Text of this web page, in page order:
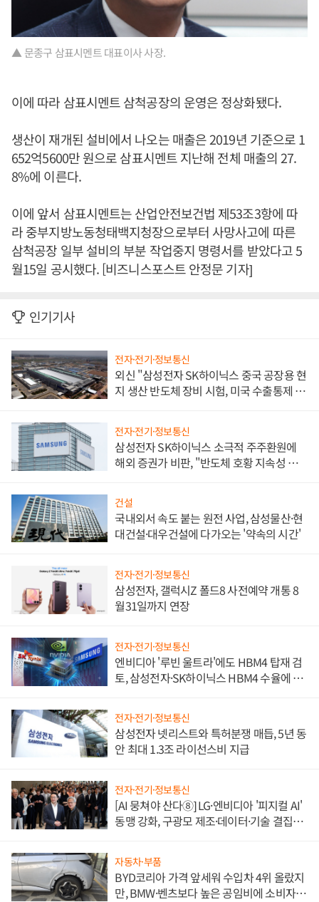
▲ 문종구 삼표시멘트 대표이사 사장.
이에 따라 삼표시멘트 삼척공장의 운영은 정상화됐다.
생산이 재개된 설비에서 나오는 매출은 2019년 기준으로 1
652억5600만 원으로 삼표시멘트 지난해 전체 매출의 27.
8%에 이른다.
이에 앞서 삼표시멘트는 산업안전보건법 제53조3항에 따
라 중부지방노동청태백지청장으로부터 사망사고에 따른
삼척공장 일부 설비의 부분 작업중지 명령서를 받았다고 5
월15일 공시했다. [비즈니스포스트 안정문 기자]
인기기사
전자·전기·정보통신
외신 "삼성전자 SK하이닉스 중국 공장용 현
지 생산 반도체 장비 시험, 미국 수출통제 대
전자·전기·정보통신
삼성전자 SK하이닉스 소극적 주주환원에
해외 증권가 비판, "반도체 호황 지속성 의
건설
국내외서 속도 붙는 원전 사업, 삼성물산·현
대건설·대우건설에 다가오는 '약속의 시간'
전자·전기·정보통신
삼성전자, 갤럭시Z 폴드8 사전예약 개통 8
월31일까지 연장
전자·전기·정보통신
엔비디아 '루빈 울트라'에도 HBM4 탑재 검
토, 삼성전자·SK하이닉스 HBM4 수율에 주
전자·전기·정보통신
삼성전자 넷리스트와 특허분쟁 매듭, 5년 동
안 최대 1.3조 라이선스비 지급
전자·전기·정보통신
[AI 뭉쳐야 산다⑧] LG·엔비디아 '피지컬 AI'
동맹 강화, 구광모 제조·데이터·기술 결집
자동차·부품
BYD코리아 가격 앞세워 수입차 4위 올랐지
만, BMW·벤츠보다 높은 공임비에 소비자